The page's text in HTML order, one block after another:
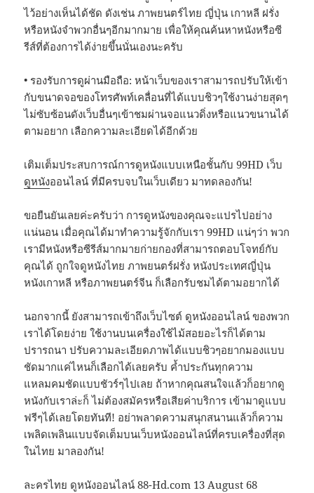
ไว้อย่างเห็นได้ชัด ดังเช่น ภาพยนตร์ไทย ญี่ปุ่น เกาหลี ฝรั่ง
หรือหนังจำพวกอื่นๆอีกมากมาย เพื่อให้คุณค้นหาหนังหรือซี
รีส์ที่ต้องการได้ง่ายขึ้นนั่นเองนะครับ
• รองรับการดูผ่านมือถือ: หน้าเว็บของเราสามารถปรับให้เข้า
กับขนาดจอของโทรศัพท์เคลื่อนที่ได้แบบชิวๆใช้งานง่ายสุดๆ
ไม่ซับซ้อนดังเว็บอื่นๆเข้าชมผ่านจอแนวดิ่งหรือแนวขนานได้
ตามอยาก เลือกความละเอียดได้อีกด้วย
เติมเต็มประสบการณ์การดูหนังแบบเหนือชั้นกับ 99HD เว็บ
ดูหนังออนไลน์ ที่มีครบจบในเว็บเดียว มาทดลองกัน!
ขอยืนยันเลยค่ะครับว่า การดูหนังของคุณจะแปรไปอย่าง
แน่นอน เมื่อคุณได้มาทำความรู้จักกับเรา 99HD แน่ๆว่า พวก
เรามีหนังหรือซีรีส์มากมายก่ายกองที่สามารถตอบโจทย์กับ
คุณได้ ถูกใจดูหนังไทย ภาพยนตร์ฝรั่ง หนังประเทศญี่ปุ่น
หนังเกาหลี หรือภาพยนตร์จีน ก็เลือกรับชมได้ตามอยากได้
นอกจากนี้ ยังสามารถเข้าถึงเว็บไซต์ ดูหนังออนไลน์ ของพวก
เราได้โดยง่าย ใช้งานบนเครื่องใช้ไม้สอยอะไรก็ได้ตาม
ปรารถนา ปรับความละเอียดภาพได้แบบชิวๆอยากมองแบบ
ชัดมากแค่ไหนก็เลือกได้เลยครับ ค้ำประกันทุกความ
แหลมคมชัดแบบชัวร์ๆไปเลย ถ้าหากคุณสนใจแล้วก็อยากดู
หนังกับเราล่ะก็ ไม่ต้องสมัครหรือเสียค่าบริการ เข้ามาดูแบบ
ฟรีๆได้เลยโดยทันที! อย่าพลาดความสนุกสนานแล้วก็ความ
เพลิดเพลินแบบจัดเต็มบนเว็บหนังออนไลน์ที่ครบเครื่องที่สุด
ในไทย มาลองกัน!
ละครไทย ดูหนังออนไลน์ 88-Hd.com 13 August 68